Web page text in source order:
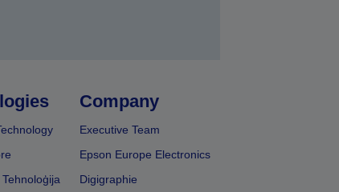
Company
Executive Team
Epson Europe Electronics
Digigraphie